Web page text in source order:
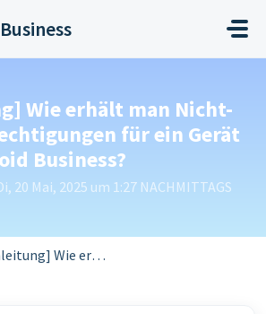
Inhalt gehen
Wie erhält man Nicht-
für ein Gerät
Business?
20 Mai, 2025 um 1:27 NACHMITTAGS
erhält man Nicht-Root-Berechtigungen für ...